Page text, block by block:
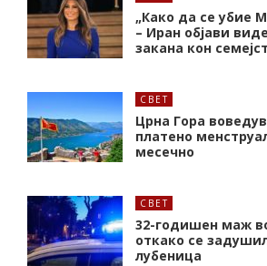
„Како да се убие
– Иран објави
закана кон
СВЕТ
Црна Гора
платено
месечно
СВЕТ
32-годишен маж
откако се
лубеница